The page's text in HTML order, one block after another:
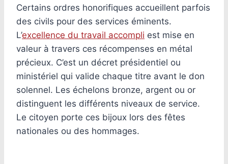
Certains ordres honorifiques accueillent parfois
des civils pour des services éminents.
L’excellence du travail accompli est mise en
valeur à travers ces récompenses en métal
précieux. C’est un décret présidentiel ou
ministériel qui valide chaque titre avant le don
solennel. Les échelons bronze, argent ou or
distinguent les différents niveaux de service.
Le citoyen porte ces bijoux lors des fêtes
nationales ou des hommages.